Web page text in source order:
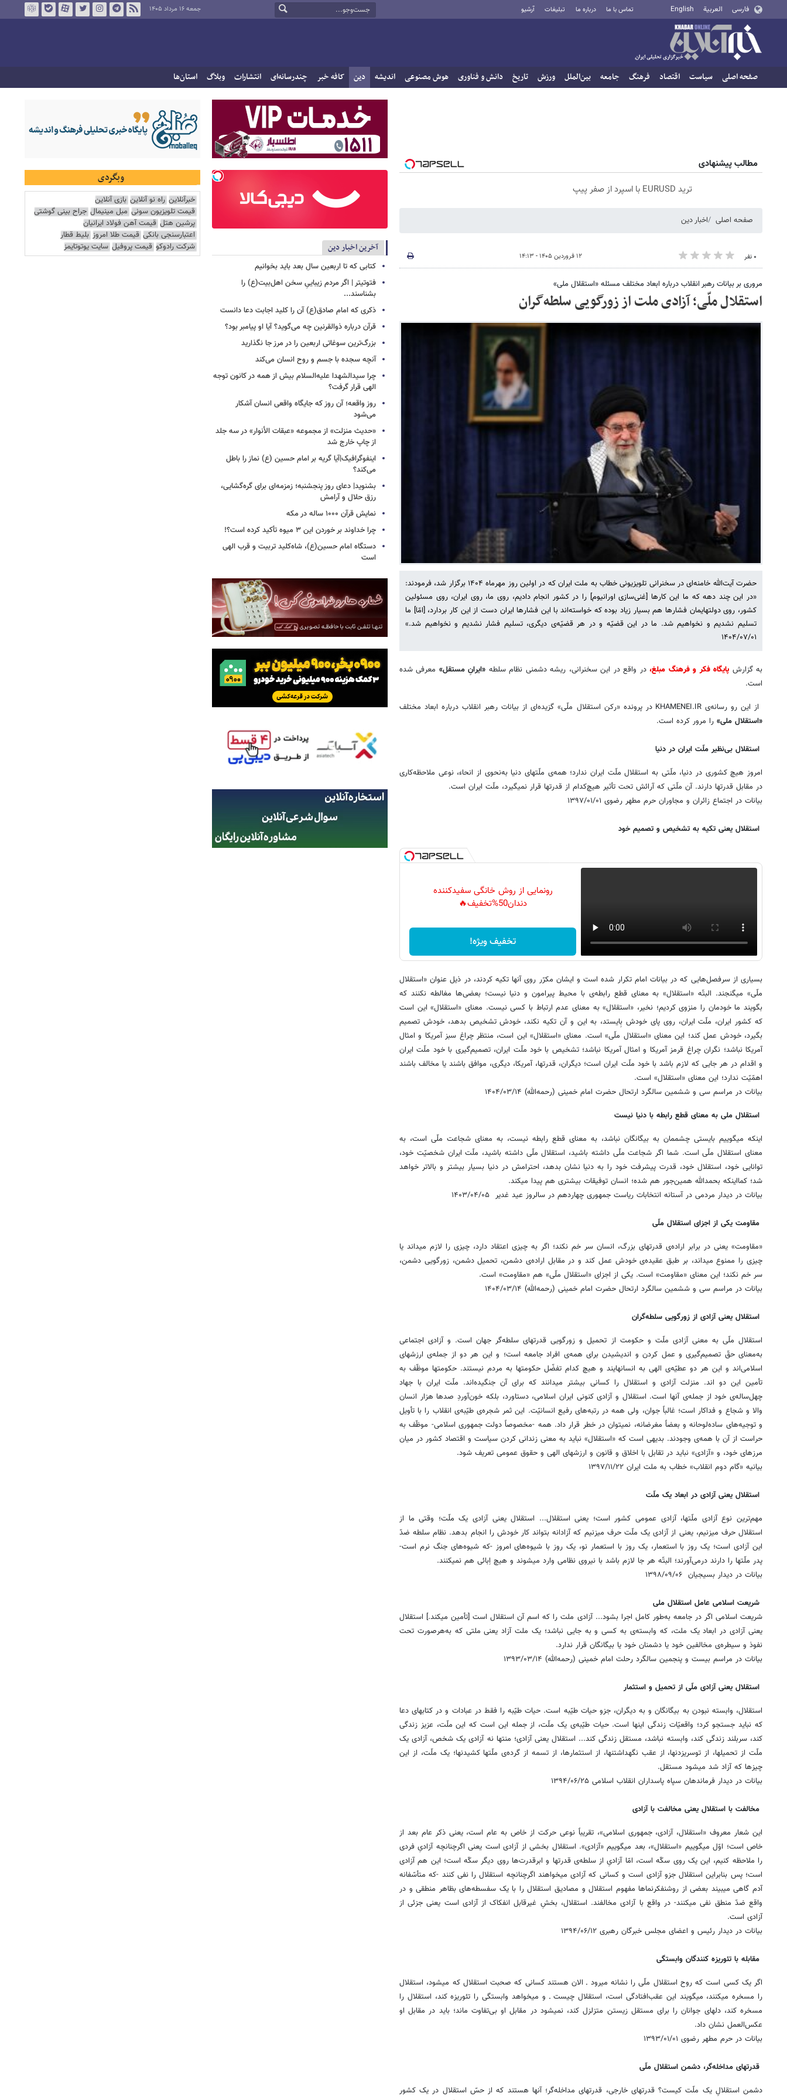
فارسی العربية English تماس با ما درباره ما تبلیغات آرشیو جمعه ۱۶ مرداد ۱۴۰۵
صفحه اصلی سیاست اقتصاد فرهنگ جامعه بین‌الملل ورزش تاریخ دانش و فناوری هوش مصنوعی اندیشه دین کافه خبر چندرسانه‌ای انتشارات وبلاگ استان‌ها
مطالب پیشنهادی
ترید EURUSD با اسپرد از صفر پیپ
صفحه اصلی اخبار دین
۰ نفر ۱۲ فروردین ۱۴۰۵ - ۱۴:۱۳
مروری بر بیانات رهبر انقلاب درباره ابعاد مختلف مسئله «استقلال ملی»
استقلال ملّی؛ آزادی ملت از زورگویی سلطه‌گران
حضرت آیت‌الله خامنه‌ای در سخنرانی تلویزیونی خطاب به ملت ایران که در اولین روز مهرماه ۱۴۰۴ برگزار شد، فرمودند:
«در این چند دهه که ما این کارها [غنی‌سازی اورانیوم] را در کشور انجام دادیم، روی ما، روی ایران، روی مسئولین
کشور، روی دولتهایمان فشارها هم بسیار زیاد بوده که خواسته‌اند با این فشارها ایران دست از این کار بردارد، [امّا] ما
تسلیم نشدیم و نخواهیم شد. ما در این قضیّه و در هر قضیّه‌ی دیگری، تسلیم فشار نشدیم و نخواهیم شد.»
۱۴۰۴/۰۷/۰۱
به گزارش پایگاه فکر و فرهنگ مبلغ،در واقع در این سخنرانی، ریشه دشمنی نظام سلطه «ایرانِ مستقل» معرفی شده
است.
از این رو رسانه‌ی KHAMENEI.IR در پرونده‌ «رکن استقلال ملّی» گزیده‌ای از بیانات رهبر انقلاب درباره ابعاد مختلف
«استقلال ملی» را مرور کرده است.
استقلال بی‌نظیر ملّت ایران در دنیا
امروز هیچ کشوری در دنیا، ملّتی به استقلال ملّت ایران ندارد؛ همه‌ی ملّتهای دنیا به‌نحوی از انحاء، نوعی ملاحظه‌کاری
در مقابل قدرتها دارند. آن ملّتی که آرائش تحت تأثیر هیچ‌کدام از قدرتها قرار نمیگیرد، ملّت ایران است.
بیانات در اجتماع زائران و مجاوران حرم مطهر رضوی ۱۳۹۷/۰۱/۰۱
استقلال یعنی تکیه‌ به تشخیص و تصمیم خود
رونمایی از روش خانگی سفیدکننده
دندان50%تخفیف🔥
تخفیف ویژه!
بسیاری از سرفصل‌هایی که در بیانات امام تکرار شده است و ایشان مکرّر روی آنها تکیه کردند، در ذیل عنوان «استقلال
ملّی» میگنجند. البتّه «استقلال» به معنای قطع رابطه‌ی با محیط پیرامون و دنیا نیست؛ بعضی‌ها مغالطه نکنند که
بگویند ما خودمان را منزوی کردیم؛ نخیر، «استقلال» به معنای عدم ارتباط با کسی نیست. معنای «استقلال» این است
که کشور ایران، ملّت ایران، روی پای خودش بِایستد، به این و آن تکیه نکند، خودش تشخیص بدهد، خودش تصمیم
بگیرد، خودش عمل کند؛ این معنای «استقلال ملّی» است. معنای «استقلال» این است، منتظر چراغ سبز آمریکا و امثال
آمریکا نباشد؛ نگران چراغ قرمز آمریکا و امثال آمریکا نباشد؛ تشخیص با خود ملّت ایران، تصمیم‌گیری با خود ملّت ایران
و اقدام در هر جایی که لازم باشد با خود ملّت ایران است؛ دیگران، قدرتها، آمریکا، دیگری، موافق باشند یا مخالف باشند
اهمّیّت ندارد؛ این معنای «استقلال» است.
بیانات در مراسم سی و ششمین سالگرد ارتحال حضرت امام خمینی (رحمه‌الله) ۱۴۰۴/۰۳/۱۴
استقلال ملی به معنای قطع رابطه با دنیا نیست
اینکه میگوییم بایستی چشممان به بیگانگان نباشد، به معنای قطع رابطه نیست، به معنای شجاعت ملّی است، به
معنای استقلال ملّی است. شما اگر شجاعت ملّی داشته باشید، استقلال ملّی داشته باشید، ملّت ایران شخصیّت خود،
توانایی خود، استقلال خود، قدرت پیشرفت خود را به دنیا نشان بدهد، احترامش در دنیا بسیار بیشتر و بالاتر خواهد
شد؛ کمااینکه بحمدالله همین‌جور هم شده؛ انسان توفیقات بیشتری هم پیدا میکند.
بیانات در دیدار مردمی در آستانه انتخابات ریاست جمهوری چهاردهم در سالروز عید غدیر ۱۴۰۳/۰۴/۰۵
مقاومت یکی از اجزای استقلال ملّی
«مقاومت» یعنی در برابر اراده‌ی قدرتهای بزرگ، انسان سر خم نکند؛ اگر به چیزی اعتقاد دارد، چیزی را لازم میداند یا
چیزی را ممنوع میداند، بر طبق عقیده‌ی خودش عمل کند و در مقابل اراده‌ی دشمن، تحمیل دشمن، زورگویی دشمن،
سر خم نکند؛ این معنای «مقاومت» است. یکی از اجزای «استقلال ملّی» هم «مقاومت» است.
بیانات در مراسم سی و ششمین سالگرد ارتحال حضرت امام خمینی (رحمه‌الله) ۱۴۰۴/۰۳/۱۴
استقلال یعنی آزادی از زورگویی سلطه‌گران
استقلال ملّی به معنی آزادی ملّت و حکومت از تحمیل و زورگویی قدرتهای سلطه‌گر جهان است. و آزادی اجتماعی
به‌معنای حقّ ‌تصمیم‌گیری و عمل کردن و اندیشیدن برای همه‌ی افراد جامعه است؛ و این هر دو از جمله‌ی ارزشهای
اسلامی‌اند و این هر دو ‌عطیّه‌ی الهی به انسانهایند و هیچ کدام تفضّل حکومتها به مردم نیستند. حکومتها موظّف به
تأمین این دو اند. منزلت آزادی و ‌استقلال را کسانی بیشتر میدانند که برای آن جنگیده‌اند. ملّت ایران با جهاد
چهل‌ساله‌ی خود از جمله‌ی آنها است. استقلال و ‌آزادی کنونی ایران اسلامی، دستاورد، بلکه خون‌آوردِ صدها هزار انسان
والا و شجاع و فداکار است؛ غالباً جوان، ولی همه در ‌رتبه‌های رفیع انسانیّت. این ثمر شجره‌ی طیّبه‌ی انقلاب را با تأویل
و توجیه‌های ساده‌لوحانه و بعضاً مغرضانه، نمیتوان در خطر قرار ‌داد. همه -مخصوصاً دولت جمهوری اسلامی‌- موظّف به
حراست از آن با همه‌ی وجودند. بدیهی است که «استقلال» نباید به ‌معنی زندانی کردن سیاست و اقتصاد کشور در میان
مرزهای خود، و «آزادی» نباید در تقابل با اخلاق و قانون و ارزشهای الهی و ‌حقوق عمومی تعریف شود.
بیانیه «گام دوم انقلاب» خطاب به ملت ایران ‌۱۳۹۷/۱۱/۲۲
استقلال یعنی آزادی در ابعاد یک ملّت
مهم‌ترین نوع آزادی ملّتها، آزادی عمومی کشور است؛ یعنی استقلال... استقلال یعنی آزادی یک ملّت؛ وقتی ما از
استقلال حرف میزنیم، یعنی از آزادی یک ملّت حرف میزنیم که آزادانه بتواند کار خودش را انجام بدهد. نظام سلطه ضدّ
این آزادی است؛ یک روز با استعمار، یک روز با استعمار نو، یک روز با شیوه‌های امروز -که شیوه‌های جنگ نرم است-
پدر ملّتها را دارند درمی‌آورند؛ البتّه هر جا لازم باشد با نیروی نظامی وارد میشوند و هیچ اِبائی هم نمیکنند.
بیانات در دیدار بسیجیان ۱۳۹۸/۰۹/۰۶
شریعت اسلامی عامل استقلال ملی
شریعت اسلامی اگر در جامعه به‌طور کامل اجرا بشود... آزادی ملت را که اسم آن استقلال است [تأمین میکند.] استقلال
یعنی ‌آزادی در ابعاد یک ملت، که وابسته‌ی به کسی و به جایی نباشد؛ یک ملت آزاد یعنی ملتی که به‌هرصورت تحت
نفوذ و سیطره‌ی ‌مخالفین خود یا دشمنان خود یا بیگانگان قرار ندارد.
بیانات در مراسم بیست‌ و پنجمین سالگرد رحلت امام خمینی (رحمه‌الله) ‌۱۳۹۳/۰۳/۱۴
‌استقلال یعنی آزادی ملّی از تحمیل و استثمار
استقلال، وابسته نبودن به بیگانگان و به دیگران، جزو حیات طیّبه است. حیات طیّبه را فقط در عبادات و در کتابهای دعا
که نباید ‌جستجو کرد؛ واقعیّات زندگی اینها است. حیات طیّبه‌ی یک ملّت، از جمله این است که این ملّت، عزیز زندگی
کند، سربلند ‌زندگی کند، وابسته نباشد، مستقل زندگی کند.‌.. ‌استقلال یعنی آزادی؛ منتها نه آزادی یک شخص، آزادی یک
ملّت از تحمیلها، از توسریزدنها، از ‌عقب نگهداشتنها، از استثمارها، از تسمه از گرده‌ی ملّتها کشیدنها؛ یک ملّت، از این
چیزها که آزاد شد میشود مستقل.
بیانات در دیدار فرماندهان سپاه پاسداران انقلاب اسلامی ‌۱۳۹۴/۰۶/۲۵
مخالفت با استقلال یعنی مخالفت با آزادی
این شعار معروف «استقلال، آزادی، جمهوری اسلامی»، تقریباً نوعی حرکت از خاص به عام است، یعنی ذکر عام بعد از
خاص است؛ اوّل میگوییم «استقلال»، بعد میگوییم «آزادی». استقلال بخشی از آزادی است یعنی اگرچنانچه آزادیِ فردی
را ملاحظه کنیم، این یک روی سکّه است، امّا آزادیِ از سلطه‌ی قدرتها و ابرقدرت‌ها روی دیگر سکّه است؛ این هم آزادی
است؛ پس بنابراین استقلال جزو آزادی است و کسانی که آزادی میخواهند اگرچنانچه استقلال را نفی کنند -که متأسّفانه
آدم گاهی میبیند بعضی از روشنفکرنماها مفهوم استقلال و مصادیق استقلال را با یک سفسطه‌های بظاهر منطقی و در
واقع ضدّ منطق نفی میکنند- در واقع با آزادی مخالفند. استقلال، بخشِ غیرقابل انفکاک از آزادی است یعنی جزئی از
آزادی است.
بیانات در دیدار رئیس و اعضای مجلس خبرگان رهبری ‌۱۳۹۴/۰۶/۱۲
مقابله با تئوریزه کنندگان وابستگی
اگر یک کسی است که روح استقلال ملّی را نشانه میرود ـ الان هستند کسانی که صحبت استقلال که میشود، استقلال
را مسخره ‌میکنند، میگویند این عقب‌افتادگی است، استقلال چیست ـ و میخواهد وابستگی را تئوریزه کند، استقلال را
مسخره کند، دلهای ‌جوانان را برای مستقل زیستن متزلزل کند، نمیشود در مقابل او بی‌تفاوت ماند؛ باید در مقابل او
عکس‌العمل نشان داد.
بیانات در حرم مطهر رضوی ‌۱۳۹۳/۰۱/۰۱
قدرتهای مداخله‌گر، دشمن استقلال ملّی
دشمن استقلالِ یک ملّت کیست؟ قدرتهای خارجی، قدرتهای مداخله‌گر؛ آنها هستند که از حسّ استقلال در یک کشور
آخرین اخبار دین
کتابی که تا اربعین سال بعد باید بخوانیم
فتوتیتر | اگر مردم زیباییِ سخن اهل‌بیت(ع) را
بشناسند...
ذکری که امام صادق(ع) آن را کلید اجابت دعا دانست
قرآن درباره ذوالقرنین چه می‌گوید؟ آیا او پیامبر بود؟
بزرگ‌ترین سوغاتی اربعین را در مرز جا نگذارید
آنچه سجده با جسم و روح انسان می‌کند
چرا سیدالشهدا علیه‌السلام بیش از همه در کانون توجه
الهی قرار گرفت؟
روز واقعه؛ آن روز که جایگاه واقعی انسان آشکار
می‌شود
«حدیث منزلت» از مجموعه «عبقات الأنوار» در سه جلد
از چاپ خارج شد
اینفوگرافیک|آیا گریه بر امام حسین (ع) نماز را باطل
می‌کند؟
بشنوید| دعای روز پنجشنبه؛ زمزمه‌ای برای گره‌گشایی،
رزق حلال و آرامش
نمایش قرآن ۱۰۰۰ ساله در مکه
چرا خداوند بر خوردن این ۳ میوه تأکید کرده است؟!
دستگاه امام حسین(ع)، شاه‌کلید تربیت و قرب الهی
است
وبگردی
خبرآنلاین راه نو آنلاین بازی آنلاین
قیمت تلویزیون سونی مبل مینیمال جراح بینی گوشتی
پرشین هتل قیمت آهن فولاد ایرانیان
اعتبارسنجی بانکی قیمت طلا امروز بلیط قطار
شرکت رادوکو قیمت پروفیل سایت یوتوتایمز